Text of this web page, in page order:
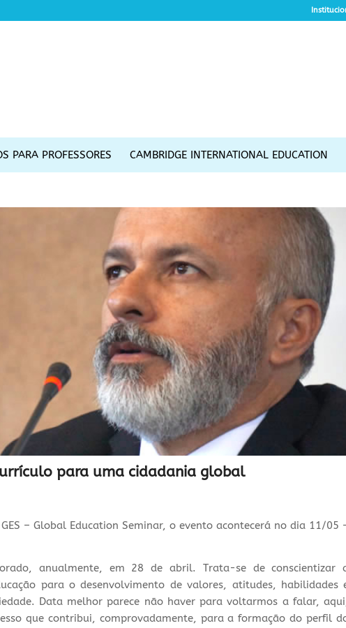
PARA PROFESSORES CAMBRIDGE INTERNATIONAL EDUCATION
para uma cidadania global
– Global Education Seminar, o evento acontecerá no dia 11/05
anualmente, em 28 de abril. Trata-se de conscientizar
para o desenvolvimento de valores, atitudes, habilidades
Data melhor parece não haver para voltarmos a falar,
que contribui, comprovadamente, para a formação do perfil